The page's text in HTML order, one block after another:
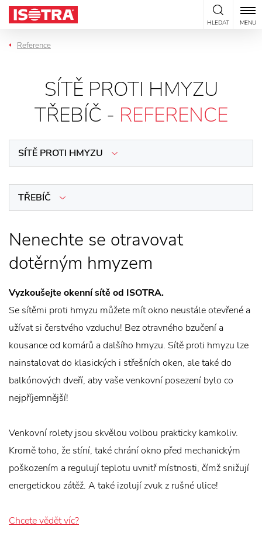
Přeskočit na obsah
HLEDAT MENU
Reference
SÍTĚ PROTI HMYZU
TŘEBÍČ - REFERENCE
SÍTĚ PROTI HMYZU
TŘEBÍČ
Nenechte se otravovat
dotěrným hmyzem
Vyzkoušejte okenní sítě od ISOTRA.
Se sítěmi proti hmyzu můžete mít okno neustále otevřené a
užívat si čerstvého vzduchu! Bez otravného bzučení a
kousance od komárů a dalšího hmyzu. Sítě proti hmyzu lze
nainstalovat do klasických i střešních oken, ale také do
balkónových dveří, aby vaše venkovní posezení bylo co
nejpříjemnější!
Venkovní rolety jsou skvělou volbou prakticky kamkoliv.
Kromě toho, že stíní, také chrání okno před mechanickým
poškozením a regulují teplotu uvnitř místnosti, čímž snižují
energetickou zátěž. A také izolují zvuk z rušné ulice!
Chcete vědět víc?